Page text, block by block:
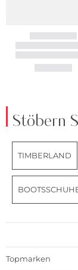
Stöbern
TIMBERLAND
Topmarken